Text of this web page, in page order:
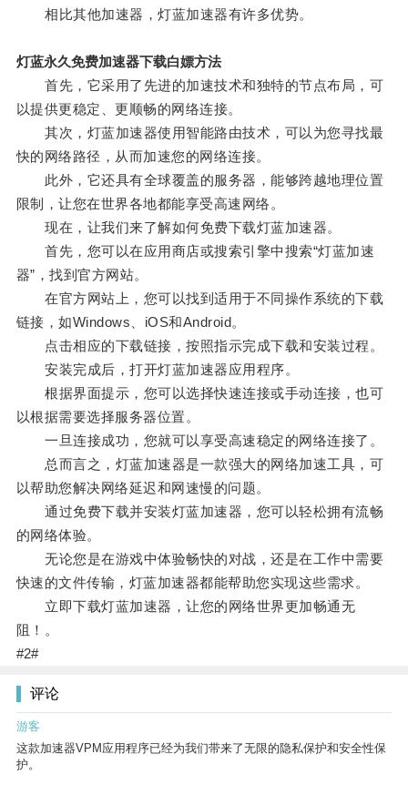
相比其他加速器，灯蓝加速器有许多优势。
灯蓝永久免费加速器下载白嫖方法
首先，它采用了先进的加速技术和独特的节点布局，可
以提供更稳定、更顺畅的网络连接。
其次，灯蓝加速器使用智能路由技术，可以为您寻找最
快的网络路径，从而加速您的网络连接。
此外，它还具有全球覆盖的服务器，能够跨越地理位置
限制，让您在世界各地都能享受高速网络。
现在，让我们来了解如何免费下载灯蓝加速器。
首先，您可以在应用商店或搜索引擎中搜索“灯蓝加速
器”，找到官方网站。
在官方网站上，您可以找到适用于不同操作系统的下载
链接，如Windows、iOS和Android。
点击相应的下载链接，按照指示完成下载和安装过程。
安装完成后，打开灯蓝加速器应用程序。
根据界面提示，您可以选择快速连接或手动连接，也可
以根据需要选择服务器位置。
一旦连接成功，您就可以享受高速稳定的网络连接了。
总而言之，灯蓝加速器是一款强大的网络加速工具，可
以帮助您解决网络延迟和网速慢的问题。
通过免费下载并安装灯蓝加速器，您可以轻松拥有流畅
的网络体验。
无论您是在游戏中体验畅快的对战，还是在工作中需要
快速的文件传输，灯蓝加速器都能帮助您实现这些需求。
立即下载灯蓝加速器，让您的网络世界更加畅通无
阻！。
#2#
评论
游客
这款加速器VPM应用程序已经为我们带来了无限的隐私保护和安全性保
护。